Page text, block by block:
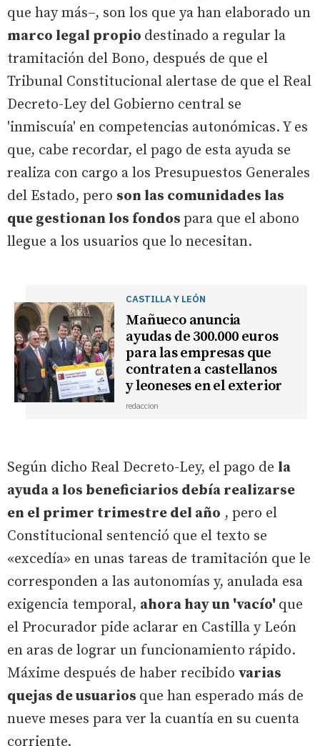
que hay más–, son los que ya han elaborado un
marco legal propio destinado a regular la
tramitación del Bono, después de que el
Tribunal Constitucional alertase de que el Real
Decreto-Ley del Gobierno central se
'inmiscuía' en competencias autonómicas. Y es
que, cabe recordar, el pago de esta ayuda se
realiza con cargo a los Presupuestos Generales
del Estado, pero son las comunidades las
que gestionan los fondos para que el abono
llegue a los usuarios que lo necesitan.
CASTILLA Y LEÓN
Mañueco anuncia
ayudas de 300.000 euros
para las empresas que
contraten a castellanos
y leoneses en el exterior
redaccion
Según dicho Real Decreto-Ley, el pago de la
ayuda a los beneficiarios debía realizarse
en el primer trimestre del año , pero el
Constitucional sentenció que el texto se
«excedía» en unas tareas de tramitación que le
corresponden a las autonomías y, anulada esa
exigencia temporal, ahora hay un 'vacío' que
el Procurador pide aclarar en Castilla y León
en aras de lograr un funcionamiento rápido.
Máxime después de haber recibido varias
quejas de usuarios que han esperado más de
nueve meses para ver la cuantía en su cuenta
corriente.